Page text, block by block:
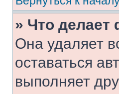
» Что делает
Она удаляет
оставаться
выполняет